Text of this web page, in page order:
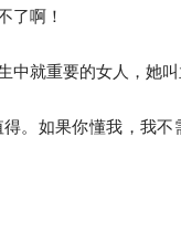
了啊！
中就重要的女人，她叫
。如果你懂我，我不